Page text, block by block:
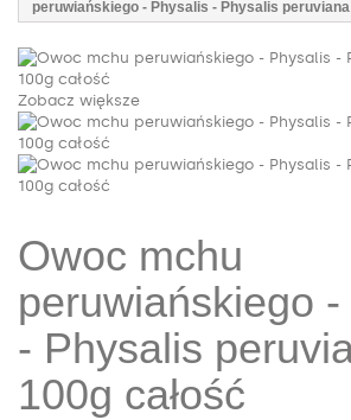
peruwiańskiego - Physalis - Physalis peruviana
Zobacz większe
Owoc mchu
peruwiańskiego
- Physalis
100g całość